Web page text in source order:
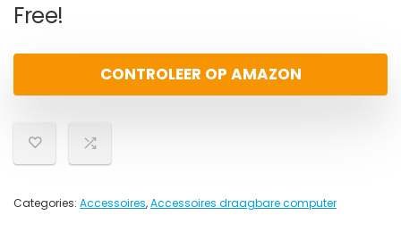
Free!
CONTROLEER OP AMAZON
Categories: Accessoires,Accessoires draagbare computer